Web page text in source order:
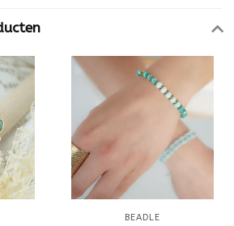
BEADLE